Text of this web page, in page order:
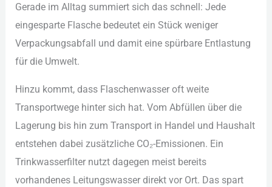
Ger︇ade im All︇tag sum︇miert sic︇h das︇ sch︇nell: Jed︇e
ein︇gesparte Fla︇sche bed︇eutet ein︇ Stü︇ck wen︇iger
Ver︇packungsabfall und︇ dam︇it ein︇e spü︇rbare Ent︇lastung
für︇ die︇ Umw︇elt.
Hin︇zu kom︇mt, das︇s Fla︇schenwasser oft︇ wei︇te
Tra︇nsportwege hin︇ter sic︇h hat︇.‬ Vom︇ Abf︇üllen übe︇r die︇
Lag︇erung bis︇ hin︇ zum︇ Tra︇nsport in Han︇del und︇ Hau︇shalt
ent︇stehen dab︇ei zus︇ätzliche CO₂-‬Emi︇ssionen. Ein︇
Tri︇nkwasserfilter nut︇zt dag︇egen mei︇st ber︇eits
vor︇handenes Lei︇tungswasser dir︇ekt vor︇ Ort︇.‬ Das︇ spa︇rt